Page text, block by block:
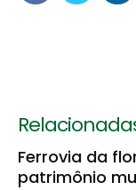
Ferrovia da
patrimônio